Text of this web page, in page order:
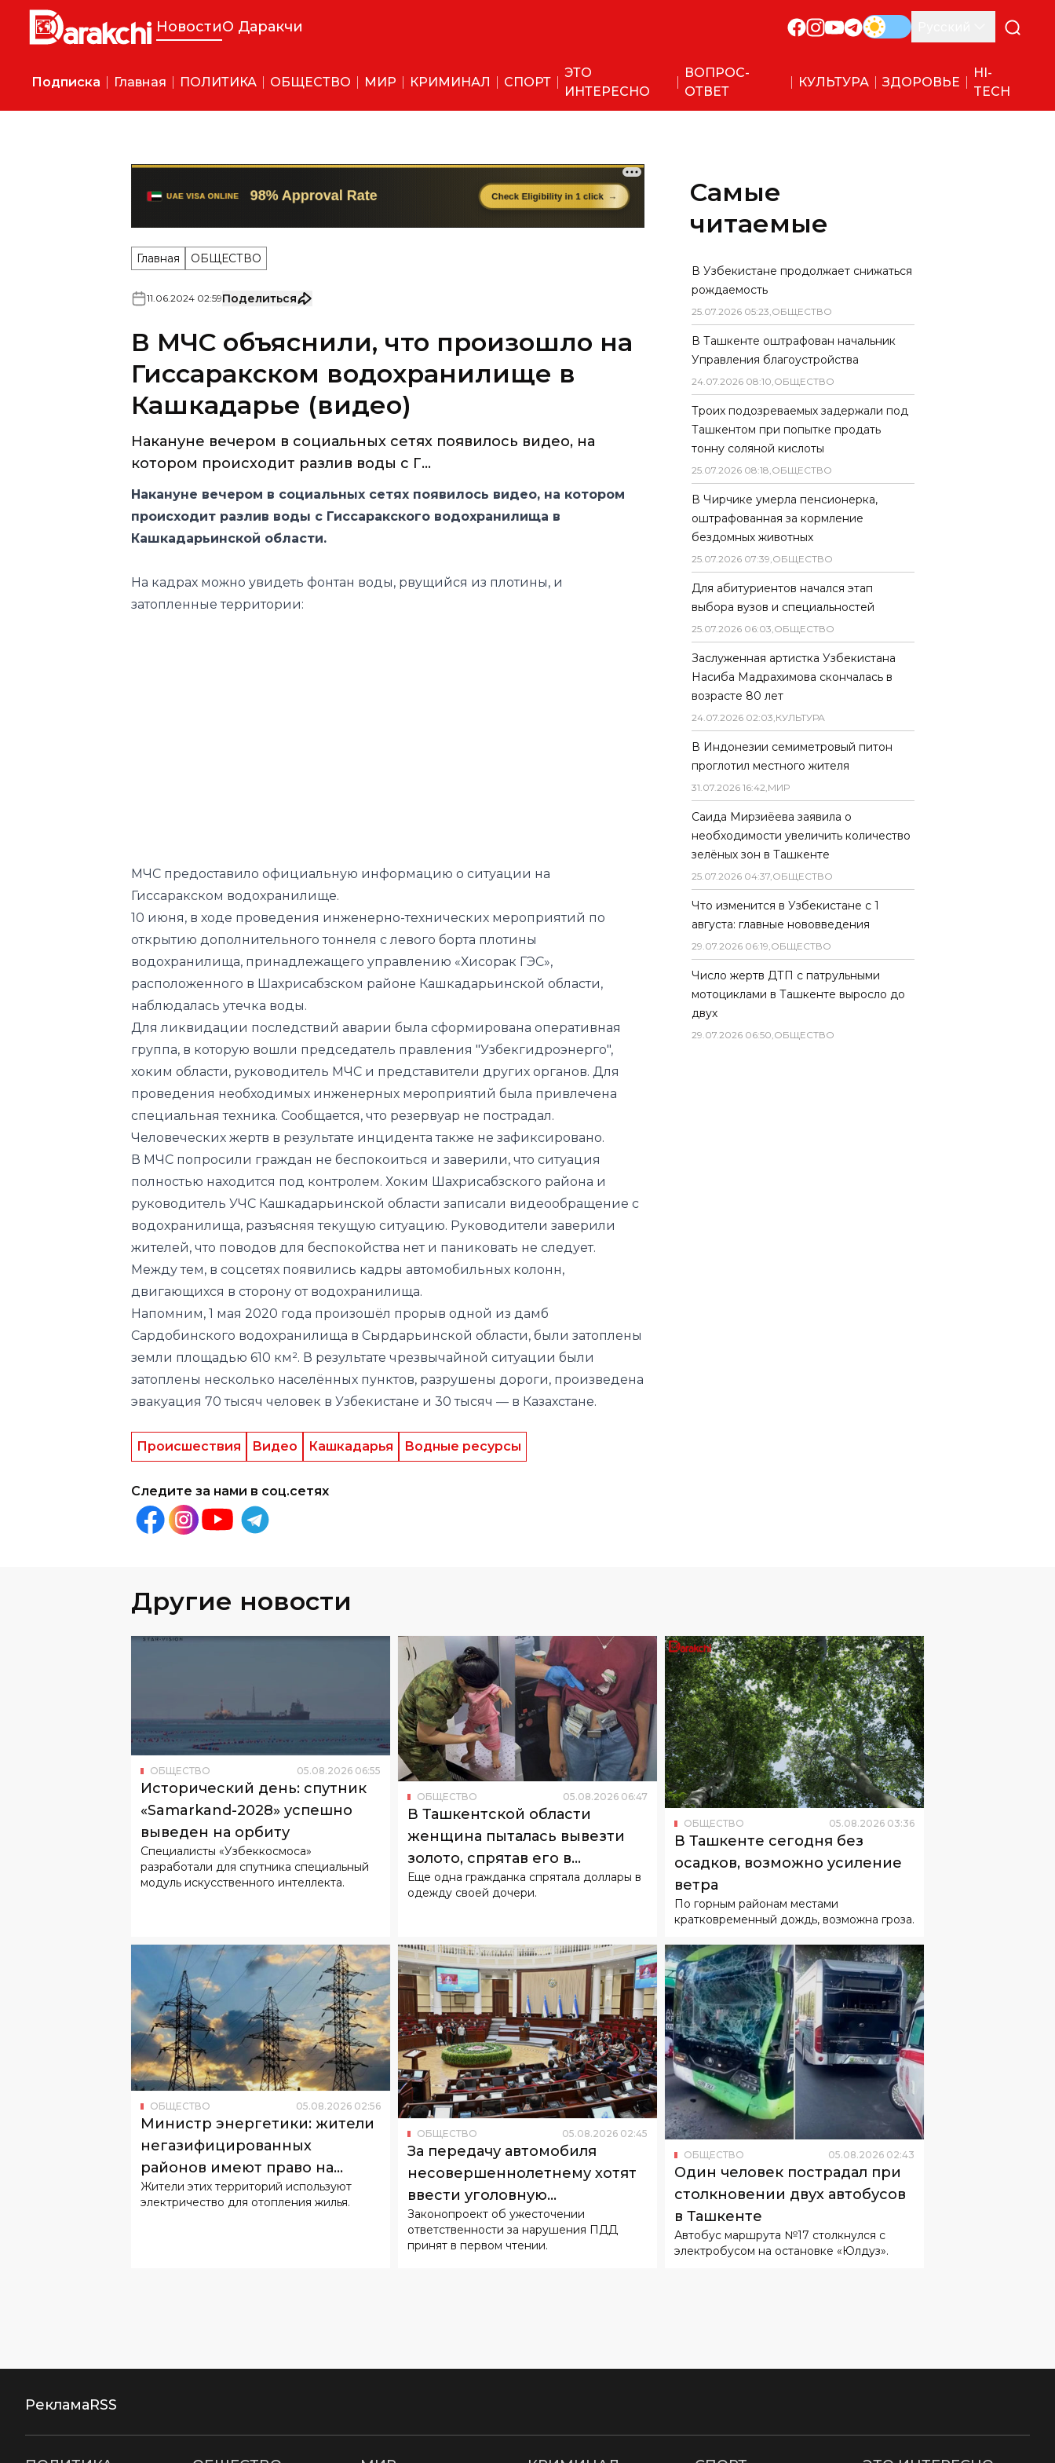
НовостиО Даракчи
Подписка Главная ПОЛИТИКА ОБЩЕСТВО МИР КРИМИНАЛ СПОРТ
ЭТО
ИНТЕРЕСНО
ВОПРОС-
ОТВЕТ
КУЛЬТУРА ЗДОРОВЬЕ
HI-
TECH
Главная ОБЩЕСТВО
11 06 2024 02:59Поделиться
В МЧС объяснили, что произошло на
Гиссаракском водохранилище в
Кашкадарье (видео)
Накануне вечером в социальных сетях появилось видео, на
котором происходит разлив воды с Г...
Накануне вечером в социальных сетях появилось видео, на котором
происходит разлив воды с Гиссаракского водохранилища в
Кашкадарьинской области.
На кадрах можно увидеть фонтан воды, рвущийся из плотины, и
затопленные территории:
МЧС предоставило официальную информацию о ситуации на
Гиссаракском водохранилище.
10 июня, в ходе проведения инженерно-технических мероприятий по
открытию дополнительного тоннеля с левого борта плотины
водохранилища, принадлежащего управлению «Хисорак ГЭС»,
расположенного в Шахрисабзском районе Кашкадарьинской области,
наблюдалась утечка воды.
Для ликвидации последствий аварии была сформирована оперативная
группа, в которую вошли председатель правления "Узбекгидроэнерго",
хоким области, руководитель МЧС и представители других органов. Для
проведения необходимых инженерных мероприятий была привлечена
специальная техника. Сообщается, что резервуар не пострадал.
Человеческих жертв в результате инцидента также не зафиксировано.
В МЧС попросили граждан не беспокоиться и заверили, что ситуация
полностью находится под контролем. Хоким Шахрисабзского района и
руководитель УЧС Кашкадарьинской области записали видеообращение с
водохранилища, разъясняя текущую ситуацию. Руководители заверили
жителей, что поводов для беспокойства нет и паниковать не следует.
Между тем, в соцсетях появились кадры автомобильных колонн,
двигающихся в сторону от водохранилища.
Напомним, 1 мая 2020 года произошёл прорыв одной из дамб
Сардобинского водохранилища в Сырдарьинской области, были затоплены
земли площадью 610 км². В результате чрезвычайной ситуации были
затоплены несколько населённых пунктов, разрушены дороги, произведена
эвакуация 70 тысяч человек в Узбекистане и 30 тысяч — в Казахстане.
Происшествия Видео Кашкадарья Водные ресурсы
Следите за нами в соц.сетях
Самые
читаемые
В Узбекистане продолжает снижаться
рождаемость
25.07.2026 05:23,ОБЩЕСТВО
В Ташкенте оштрафован начальник
Управления благоустройства
24.07.2026 08:10,ОБЩЕСТВО
Троих подозреваемых задержали под
Ташкентом при попытке продать
тонну соляной кислоты
25.07.2026 08:18,ОБЩЕСТВО
В Чирчике умерла пенсионерка,
оштрафованная за кормление
бездомных животных
25.07.2026 07:39,ОБЩЕСТВО
Для абитуриентов начался этап
выбора вузов и специальностей
25.07.2026 06:03,ОБЩЕСТВО
Заслуженная артистка Узбекистана
Насиба Мадрахимова скончалась в
возрасте 80 лет
24.07.2026 02:03,КУЛЬТУРА
В Индонезии семиметровый питон
проглотил местного жителя
31.07.2026 16:42,МИР
Саида Мирзиёева заявила о
необходимости увеличить количество
зелёных зон в Ташкенте
25.07.2026 04:37,ОБЩЕСТВО
Что изменится в Узбекистане с 1
августа: главные нововведения
29.07.2026 06:19,ОБЩЕСТВО
Число жертв ДТП с патрульными
мотоциклами в Ташкенте выросло до
двух
29.07.2026 06:50,ОБЩЕСТВО
Другие новости
ОБЩЕСТВО 05.08.2026 06:55
Исторический день: спутник
«Samarkand-2028» успешно
выведен на орбиту
Специалисты «Узбеккосмоса»
разработали для спутника специальный
модуль искусственного интеллекта.
ОБЩЕСТВО 05.08.2026 06:47
В Ташкентской области
женщина пыталась вывезти
золото, спрятав его в
подгузнике ребенка
Еще одна гражданка спрятала доллары в
одежду своей дочери.
ОБЩЕСТВО 05.08.2026 03:36
В Ташкенте сегодня без
осадков, возможно усиление
ветра
По горным районам местами
кратковременный дождь, возможна гроза.
ОБЩЕСТВО 05.08.2026 02:56
Министр энергетики: жители
негазифицированных
районов имеют право на
льготный тариф
Жители этих территорий используют
электричество для отопления жилья.
ОБЩЕСТВО 05.08.2026 02:45
За передачу автомобиля
несовершеннолетнему хотят
ввести уголовную
ответственность
Законопроект об ужесточении
ответственности за нарушения ПДД
принят в первом чтении.
ОБЩЕСТВО 05.08.2026 02:43
Один человек пострадал при
столкновении двух автобусов
в Ташкенте
Автобус маршрута №17 столкнулся с
электробусом на остановке «Юлдуз».
РекламаRSS